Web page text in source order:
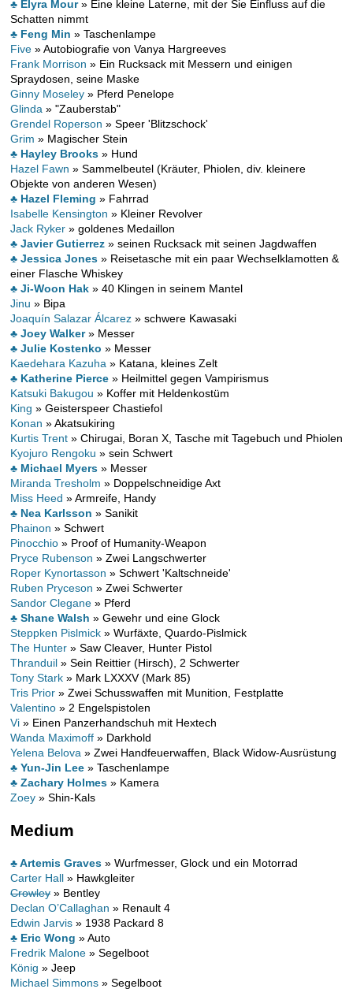
♣ Elyra Mour» Eine kleine Laterne, mit der Sie Einfluss auf die
Schatten nimmt
♣ Feng Min » Taschenlampe
Five » Autobiografie von Vanya Hargreeves
Frank Morrison » Ein Rucksack mit Messern und einigen
Spraydosen, seine Maske
Ginny Moseley » Pferd Penelope
Glinda » "Zauberstab"
Grendel Roperson » Speer 'Blitzschock'
Grim » Magischer Stein
♣ Hayley Brooks » Hund
Hazel Fawn » Sammelbeutel (Kräuter, Phiolen, div. kleinere
Objekte von anderen Wesen)
♣ Hazel Fleming » Fahrrad
Isabelle Kensington » Kleiner Revolver
Jack Ryker » goldenes Medaillon
♣ Javier Gutierrez » seinen Rucksack mit seinen Jagdwaffen
♣ Jessica Jones » Reisetasche mit ein paar Wechselklamotten &
einer Flasche Whiskey
♣ Ji-Woon Hak » 40 Klingen in seinem Mantel
Jinu » Bipa
Joaquín Salazar Álcarez » schwere Kawasaki
♣ Joey Walker» Messer
♣ Julie Kostenko » Messer
Kaedehara Kazuha » Katana, kleines Zelt
♣ Katherine Pierce » Heilmittel gegen Vampirismus
Katsuki Bakugou » Koffer mit Heldenkostüm
King » Geisterspeer Chastiefol
Konan » Akatsukiring
Kurtis Trent » Chirugai, Boran X, Tasche mit Tagebuch und Phiolen
Kyojuro Rengoku » sein Schwert
♣ Michael Myers » Messer
Miranda Tresholm » Doppelschneidige Axt
Miss Heed » Armreife, Handy
♣ Nea Karlsson » Sanikit
Phainon » Schwert
Pinocchio » Proof of Humanity-Weapon
Pryce Rubenson » Zwei Langschwerter
Roper Kynortasson » Schwert 'Kaltschneide'
Ruben Pryceson » Zwei Schwerter
Sandor Clegane » Pferd
♣ Shane Walsh » Gewehr und eine Glock
Steppken Pislmick » Wurfäxte, Quardo-Pislmick
The Hunter » Saw Cleaver, Hunter Pistol
Thranduil » Sein Reittier (Hirsch), 2 Schwerter
Tony Stark » Mark LXXXV (Mark 85)
Tris Prior » Zwei Schusswaffen mit Munition, Festplatte
Valentino » 2 Engelspistolen
Vi » Einen Panzerhandschuh mit Hextech
Wanda Maximoff » Darkhold
Yelena Belova » Zwei Handfeuerwaffen, Black Widow-Ausrüstung
♣ Yun-Jin Lee » Taschenlampe
♣ Zachary Holmes » Kamera
Zoey » Shin-Kals
Medium
♣ Artemis Graves » Wurfmesser, Glock und ein Motorrad
Carter Hall » Hawkgleiter
Crowley » Bentley
Declan O’Callaghan » Renault 4
Edwin Jarvis » 1938 Packard 8
♣ Eric Wong » Auto
Fredrik Malone » Segelboot
König » Jeep
Michael Simmons » Segelboot